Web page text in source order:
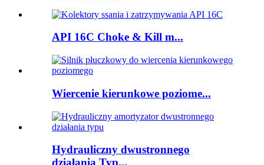
API 16C Choke & Kill m...
Wiercenie kierunkowe poziome...
Hydrauliczny dwustronnego
działania Typ...